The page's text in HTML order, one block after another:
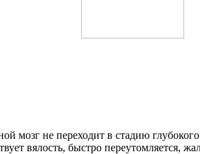
мозг не переходит в стадию
вялость, быстро переутомляется,